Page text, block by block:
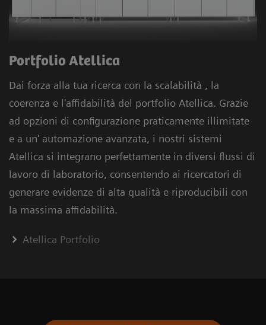
Portfolio Atellica
Dai forza alla tua ricerca con la scalabilità , la
coerenza e l'affidabilità del portfolio Atellica. Grazie
ad opzioni di configurazione praticamente illimitate
e a un' automazione avanzata, i nostri sistemi
Atellica si integrano perfettamente in diversi flussi di
lavoro di laboratorio, consentendo ai ricercatori di
generare evidenze di alta qualità e riproducibili con
la massima affidabilità.
Atellica Portfolio